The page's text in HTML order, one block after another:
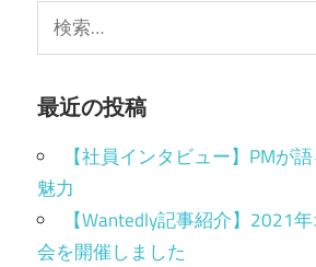
最近の投稿
【社員インタビュー】PMが
魅力
【Wantedly記事紹介】2021
会を開催しました